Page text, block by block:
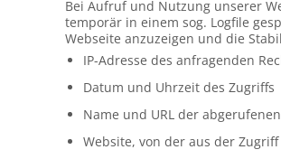
Bei Aufruf und Nutzung unserer
temporär in einem sog. Logfile
Webseite anzuzeigen und die
IP-Adresse des anfragenden
Datum und Uhrzeit des Zugriffs
Name und URL der
Website, von der aus der